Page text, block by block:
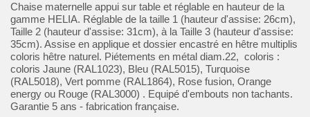
Chaise maternelle appui sur table et réglable en hauteur de la
gamme HELIA. Réglable de la taille 1 (hauteur d'assise: 26cm),
Taille 2 (hauteur d'assise: 31cm), à la Taille 3 (hauteur d'assise:
35cm). Assise en applique et dossier encastré en hêtre multiplis
coloris hêtre naturel. Piétements en métal diam.22, coloris :
coloris Jaune (RAL1023), Bleu (RAL5015), Turquoise
(RAL5018), Vert pomme (RAL1864), Rose fusion, Orange
energy ou Rouge (RAL3000) . Equipé d'embouts non tachants.
Garantie 5 ans - fabrication française.